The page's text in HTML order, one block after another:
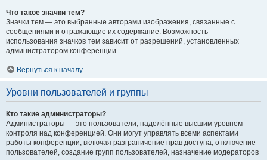
Что такое значки тем?
Значки тем — это выбранные авторами изображения, связанные с
сообщениями и отражающие их содержание. Возможность
использования значков тем зависит от разрешений, установленных
администратором конференции.
Вернуться к началу
Уровни пользователей и группы
Кто такие администраторы?
Администраторы — это пользователи, наделённые высшим уровнем
контроля над конференцией. Они могут управлять всеми аспектами
работы конференции, включая разграничение прав доступа, отключение
пользователей, создание групп пользователей, назначение модераторов